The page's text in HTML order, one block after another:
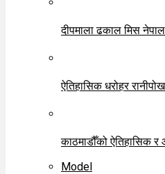
दीपमाला ढकाल मिस
ऐतिहासिक धरोहर
काठमाडौँको ऐतिहासिक र
Model